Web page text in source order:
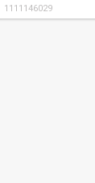
1111146029